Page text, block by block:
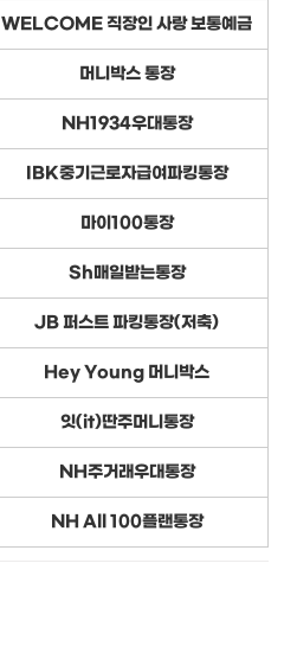
WELCOME 직장인 사랑 보통예금
머니박스 통장
NH1934우대통장
IBK중기근로자급여파킹통장
마이100통장
Sh매일받는통장
JB 퍼스트 파킹통장(저축)
Hey Young 머니박스
잇(it)딴주머니통장
NH주거래우대통장
NH All 100플랜통장